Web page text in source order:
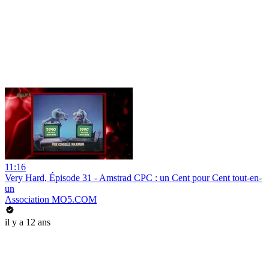
11:16
Very Hard, Épisode 31 - Amstrad CPC : un Cent pour Cent tout-en-
un
Association MO5.COM
il y a 12 ans